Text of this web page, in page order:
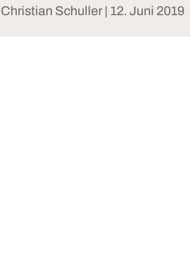
Christian Schuller | 12. Juni 2019